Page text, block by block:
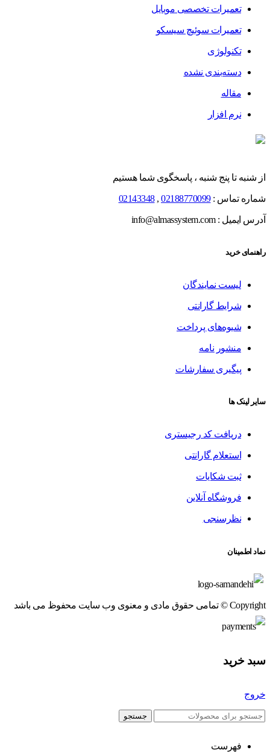
تعمیرات تخصصی موبایل
تعمیرات سوئیچ سیسکو
تکنولوژی
دسته‌بندی نشده
مقاله
نرم افزار
از شنبه تا پنج شنبه ، پاسخگوی شما هستیم
شماره تماس :02188770099
,
02143348
آدرس ایمیل : info@almassystem.com
راهنمای خرید
لیست نمایندگان
شرایط گارانتی
شیوه‌های پرداخت
منشور نامه
پیگیری سفارشات
سایر لینک ها
دریافت کد رجیستری
استعلام گارانتی
ثبت شکایات
فروشگاه آنلاین
نظرسنجی
نماد اطمینان
Copyright © تمامی حقوق مادی و معنوی وب سایت محفوظ می باشد
سبد خرید
خروج
جستجو
فهرست